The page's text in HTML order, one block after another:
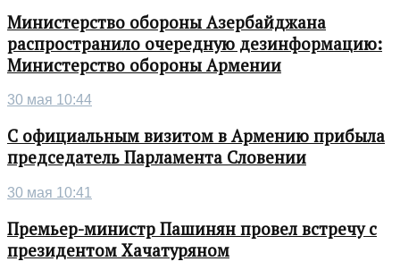
Министерство обороны Азербайджана
распространило очередную дезинформацию:
Министерство обороны Армении
30 мая 10:44
С официальным визитом в Армению прибыла
председатель Парламента Словении
30 мая 10:41
Премьер-министр Пашинян провел встречу с
президентом Хачатуряном